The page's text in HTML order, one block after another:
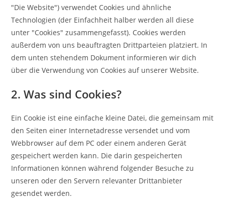
"Die Website") verwendet Cookies und ähnliche
Technologien (der Einfachheit halber werden all diese
unter "Cookies" zusammengefasst). Cookies werden
außerdem von uns beauftragten Drittparteien platziert. In
dem unten stehendem Dokument informieren wir dich
über die Verwendung von Cookies auf unserer Website.
2. Was sind Cookies?
Ein Cookie ist eine einfache kleine Datei, die gemeinsam mit
den Seiten einer Internetadresse versendet und vom
Webbrowser auf dem PC oder einem anderen Gerät
gespeichert werden kann. Die darin gespeicherten
Informationen können während folgender Besuche zu
unseren oder den Servern relevanter Drittanbieter
gesendet werden.